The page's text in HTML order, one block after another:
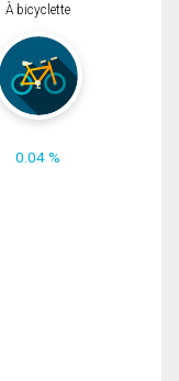
À bicyclette
0.04 %